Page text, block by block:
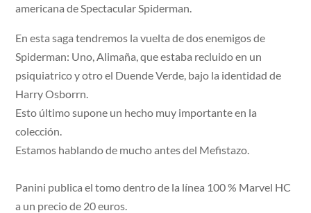
americana de Spectacular Spiderman.
En esta saga tendremos la vuelta de dos enemigos de
Spiderman: Uno, Alimaña, que estaba recluido en un
psiquiatrico y otro el Duende Verde, bajo la identidad de
Harry Osborrn.
Esto último supone un hecho muy importante en la
colección.
Estamos hablando de mucho antes del Mefistazo.
Panini publica el tomo dentro de la línea 100 % Marvel HC
a un precio de 20 euros.